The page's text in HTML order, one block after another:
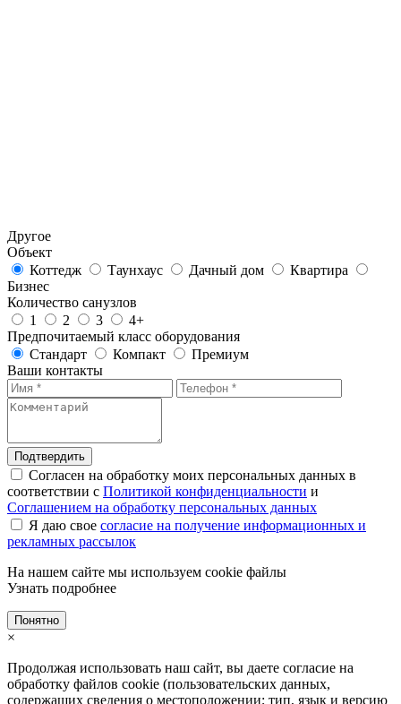
Другое
Объект
Коттедж
Таунхаус Дачный дом
Квартира
Бизнес
Количество санузлов
1
2 3
4+
Предпочитаемый класс оборудования
Стандарт
Компакт
Премиум
Ваши контакты
Подтвердить
Согласен на обработку моих персональных данных в
соответствии с Политикой конфиденциальности и
Соглашением на обработку персональных данных
Я даю свое согласие на получение информационных и
рекламных рассылок
На нашем сайте мы используем cookie файлы
Узнать подробнее
Понятно
×
Продолжая использовать наш сайт, вы даете согласие на
обработку файлов cookie (пользовательских данных,
содержащих сведения о местоположении; тип, язык и версию